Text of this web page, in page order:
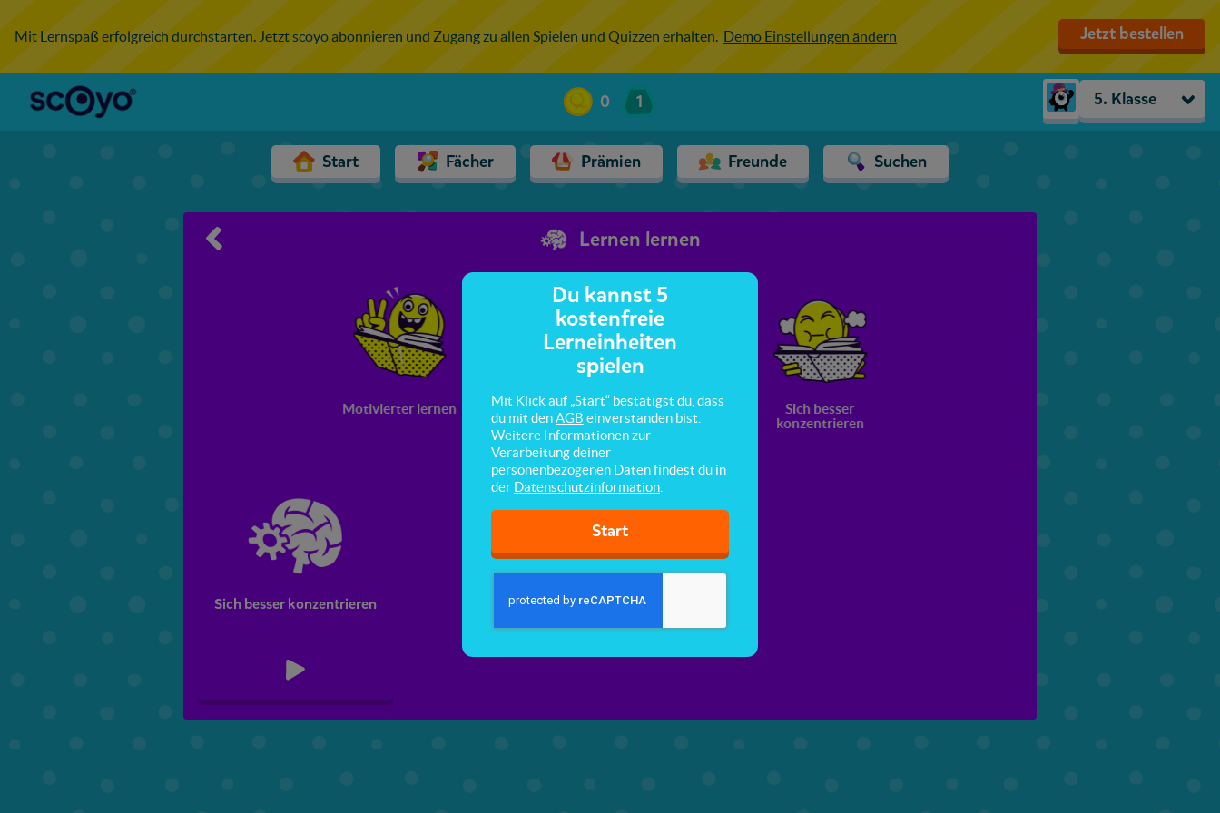
Mit Lernspaß erfolgreich durchstarten. Jetzt scoyo abonnieren und Zugang zu allen Spielen und Quizzen erhalten. Demo Einstellungen ändern Jetzt bestellen
0 1 5. Klasse
Start Fächer Prämien Freunde Suchen
Lernen lernen
Motivierter lernen
Sich Schulstoff
besser merken
Sich besser
organisieren
Sich besser
konzentrieren
Sich besser konzentrieren
Du kannst 5
kostenfreie
Lerneinheiten
spielen
Mit Klick auf „Start“ bestätigst du, dass
du mit denAGB einverstanden bist.
Weitere Informationen zur
Verarbeitung deiner
personenbezogenen Daten findest du in
der Datenschutzinformation
Start